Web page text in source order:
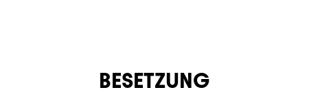
BESETZUNG